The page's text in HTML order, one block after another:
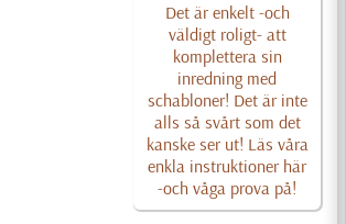
Det är enkelt -och
väldigt roligt- att
komplettera sin
inredning med
schabloner! Det är inte
alls så svårt som det
kanske ser ut! Läs våra
enkla instruktioner här
-och våga prova på!